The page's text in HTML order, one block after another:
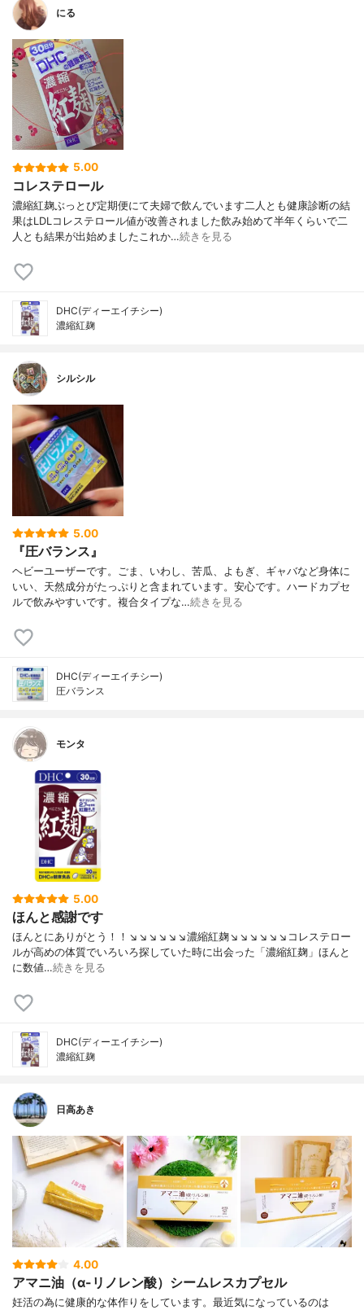
にる
5.00
コレステロール
濃縮紅麹ぶっとび定期便にて夫婦で飲んでいます二人とも健康診断の結
果はLDLコレステロール値が改善されました飲み始めて半年くらいで二
人とも結果が出始めましたこれか…続きを見る
DHC(ディーエイチシー)
濃縮紅麹
シルシル
5.00
『圧バランス』
ヘビーユーザーです。ごま、いわし、苦瓜、よもぎ、ギャバなど身体に
いい、天然成分がたっぷりと含まれています。安心です。ハードカプセ
ルで飲みやすいです。複合タイプな…続きを見る
DHC(ディーエイチシー)
圧バランス
モンタ
5.00
ほんと感謝です
ほんとにありがとう！！↘️↘️↘️↘️↘️↘️濃縮紅麹↘️↘️↘️↘️↘️↘️コレステロー
ルが高めの体質でいろいろ探していた時に出会った「濃縮紅麹」ほんと
に数値…続きを見る
DHC(ディーエイチシー)
濃縮紅麹
日高あき
4.00
アマニ油（α-リノレン酸）シームレスカプセル
妊活の為に健康的な体作りをしています。最近気になっているのは